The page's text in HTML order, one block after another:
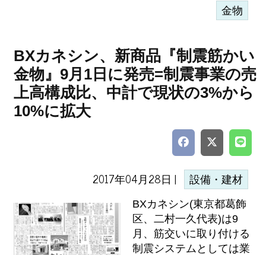
金物
BXカネシン、新商品『制震筋かい
金物』9月1日に発売=制震事業の売
上高構成比、中計で現状の3%から
10%に拡大
2017年04月28日 | 設備・建材
BXカネシン(東京都葛飾
区、二村一久代表)は9
月、筋交いに取り付ける
制震システムとしては業